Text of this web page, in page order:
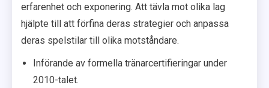
erfarenhet och exponering. Att tävla mot olika lag
hjälpte till att förfina deras strategier och anpassa
deras spelstilar till olika motståndare.
Införande av formella tränarcertifieringar under
2010-talet.